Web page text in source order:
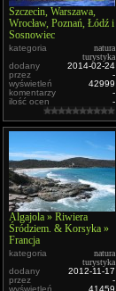
Szczecin, Warszawa,
Wrocław, Poznań, Łódź i
Sosnowiec
kategoria
natura
turystyka
dodany
2014-02-24
przez
-
wyświetleń
42999
komentarzy
-
ilość ocen
-
Algajola » Riwiera
Śródziem. & Korsyka »
Francja
kategoria
natura
turystyka
dodany
2012-11-17
przez
-
wyświetleń
41459